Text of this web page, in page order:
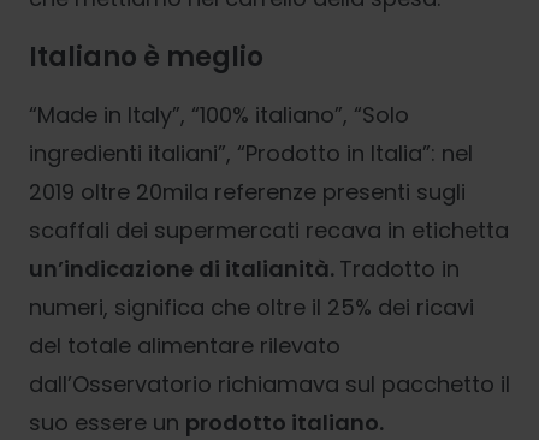
Italiano è meglio
“Made in Italy”, “100% italiano”, “Solo
ingredienti italiani”, “Prodotto in Italia”: nel
2019 oltre 20mila referenze presenti sugli
scaffali dei supermercati recava in etichetta
un’indicazione di italianità. Tradotto in
numeri, significa che oltre il 25% dei ricavi
del totale alimentare rilevato
dall’Osservatorio richiamava sul pacchetto il
suo essere un prodotto italiano.